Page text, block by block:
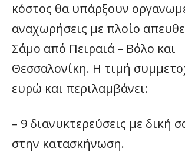
κόστος θα υπάρξουν
αναχωρήσεις με πλοίο
Σάμο από Πειραιά – Βόλο και
Θεσσαλονίκη. Η τιμή
ευρώ και περιλαμβάνει:
– 9 διανυκτερεύσεις με δική
στην κατασκήνωση.